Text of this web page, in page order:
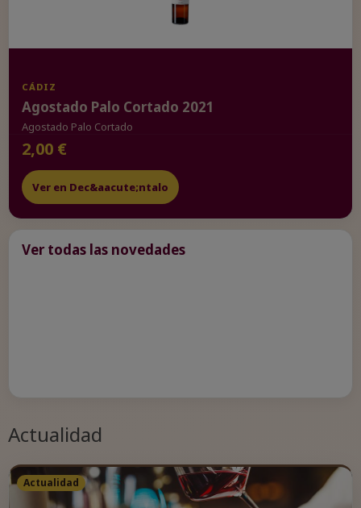
CÁDIZ
Agostado Palo Cortado 2021
Agostado Palo Cortado
2,00 €
Ver en Dec&aacute;ntalo
Ver todas las novedades
Actualidad
Actualidad